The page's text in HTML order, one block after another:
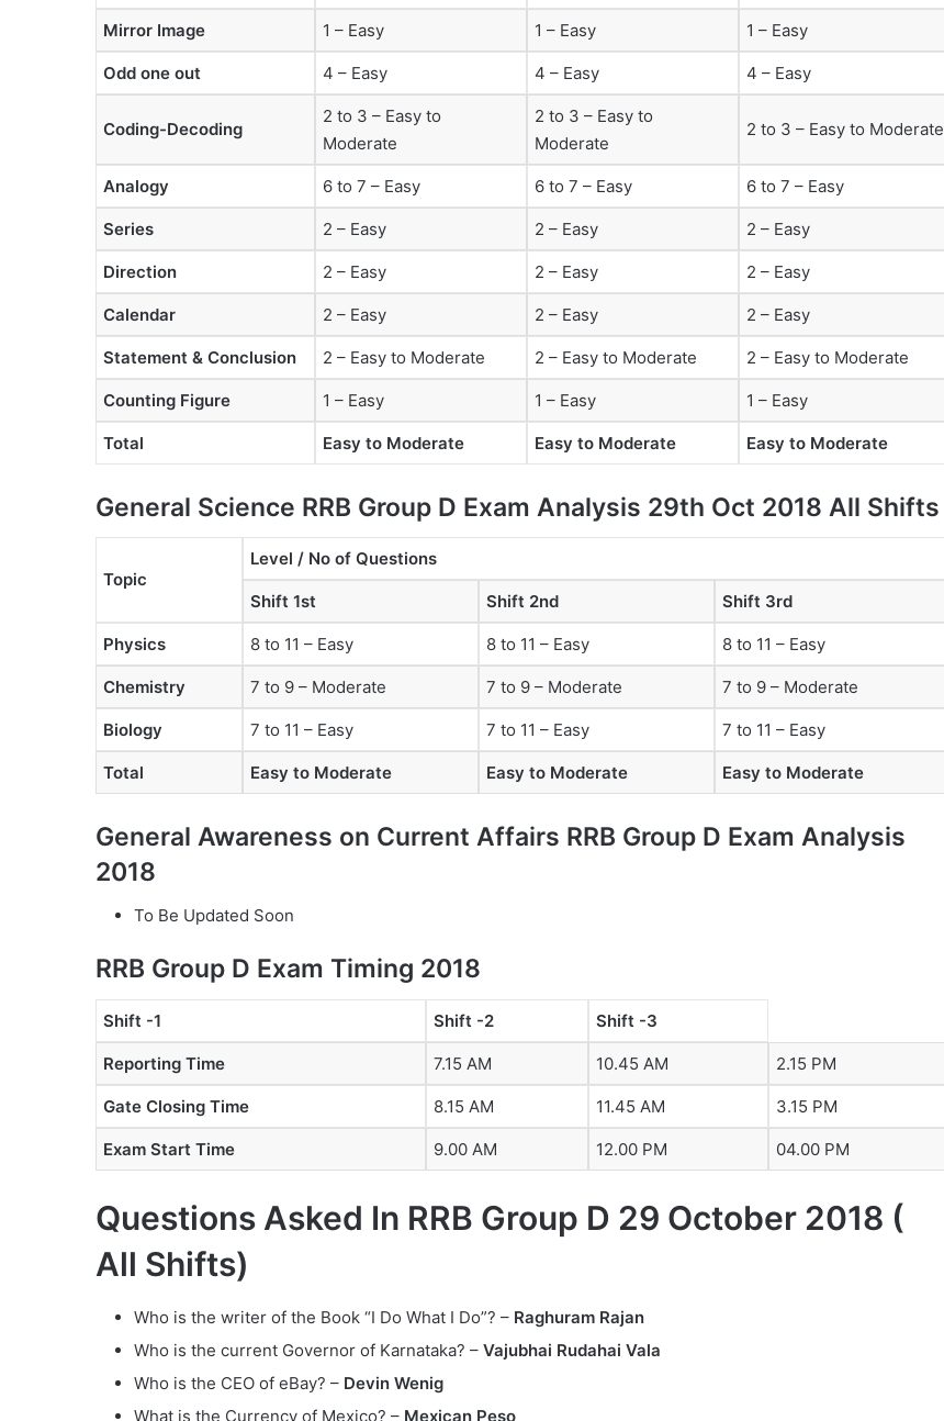
Mirror Image 1 – Easy 1 – Easy 1 – Easy
Odd one out 4 – Easy 4 – Easy 4 – Easy
Coding-Decoding
2 to 3 – Easy to
Moderate
2 to 3 – Easy to
Moderate
2 to 3 – Easy to Moderate
Analogy 6 to 7 – Easy 6 to 7 – Easy 6 to 7 – Easy
Series 2 – Easy 2 – Easy 2 – Easy
Direction 2 – Easy 2 – Easy 2 – Easy
Calendar 2 – Easy 2 – Easy 2 – Easy
Statement & Conclusion 2 – Easy to Moderate 2 – Easy to Moderate 2 – Easy to Moderate
Counting Figure 1 – Easy 1 – Easy 1 – Easy
Total Easy to Moderate Easy to Moderate Easy to Moderate
General Science RRB Group D Exam Analysis 29th Oct 2018 All Shifts
Topic
Level / No of Questions
Shift 1st Shift 2nd Shift 3rd
Physics 8 to 11 – Easy 8 to 11 – Easy 8 to 11 – Easy
Chemistry 7 to 9 – Moderate 7 to 9 – Moderate 7 to 9 – Moderate
Biology 7 to 11 – Easy 7 to 11 – Easy 7 to 11 – Easy
Total Easy to Moderate Easy to Moderate Easy to Moderate
General Awareness on Current Affairs RRB Group D Exam Analysis
2018
To Be Updated Soon
RRB Group D Exam Timing 2018
Shift -1 Shift -2 Shift -3
Reporting Time 7.15 AM 10.45 AM 2.15 PM
Gate Closing Time 8.15 AM 11.45 AM 3.15 PM
Exam Start Time 9.00 AM 12.00 PM 04.00 PM
Questions Asked In RRB Group D 29 October 2018 (
All Shifts)
Who is the writer of the Book “I Do What I Do”? – Raghuram Rajan
Who is the current Governor of Karnataka? – Vajubhai Rudahai Vala
Who is the CEO of eBay? – Devin Wenig
What is the Currency of Mexico? – Mexican Peso